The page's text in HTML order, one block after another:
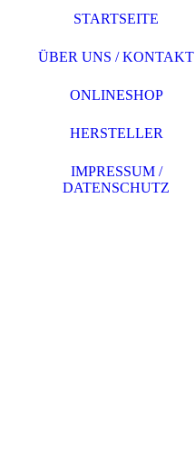
STARTSEITE
ÜBER UNS / KONTAKT
ONLINESHOP
HERSTELLER
IMPRESSUM /
DATENSCHUTZ